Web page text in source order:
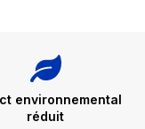
environnemental
réduit